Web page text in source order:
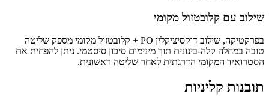
שילוב עם קלובטזול מקומי
בפרקטיקה, שילוב דוקסיציקלין PO + קלובטזול מקומי מספק שליטה
טובה במחלה קלה-בינונית תוך מינימום סיכון סיסטמי. ניתן להפחית את
הסטרואיד המקומי הדרגתית לאחר שליטה ראשונית.
תובנות קליניות